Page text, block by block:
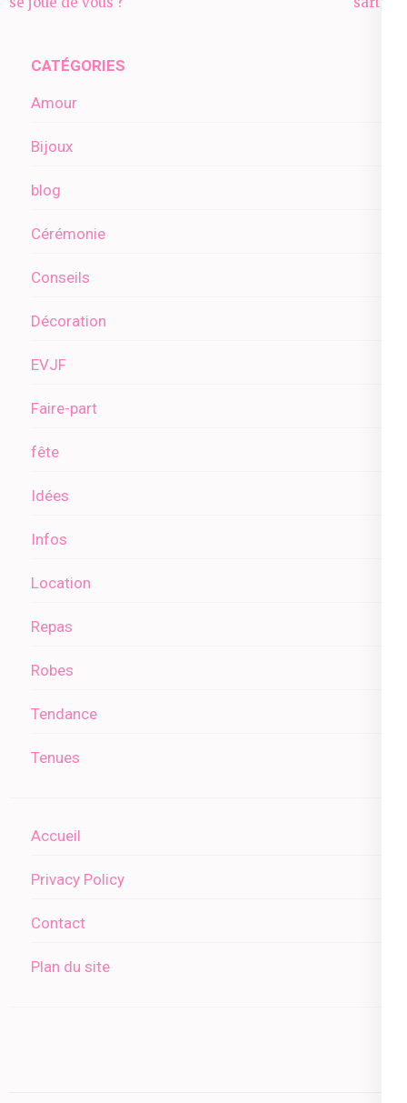
CATÉGORIES
Amour
Bijoux
blog
Cérémonie
Conseils
Décoration
EVJF
Faire-part
fête
Idées
Infos
Location
Repas
Robes
Tendance
Tenues
Accueil
Privacy Policy
Contact
Plan du site